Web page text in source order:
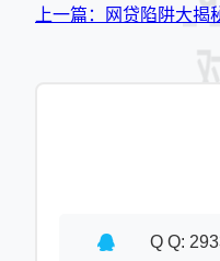
上一篇：网贷陷阱大揭
Q Q: